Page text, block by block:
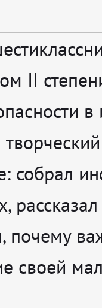
II
в
собрал
почему
своей